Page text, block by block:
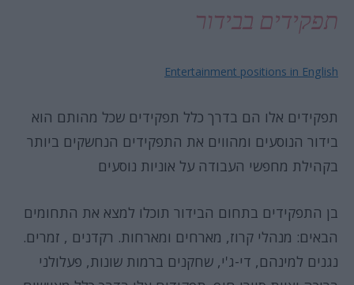
תפקידים בבידור
Entertainment positions in English
תפקידים אלו הם בדרך כלל תפקידים שכל מהותם הוא
בידור הנוסעים ומהווים את התפקידים הנחשקים ביותר
בקהילת מחפשי העבודה על אוניות נוסעים
בן התפקידים בתחום הבידור תוכלו למצא את התחומים
הבאים: מנהלי קרוז, מארחים ומארחות. רקדנים , זמרים.
נגנים למינהם, די-ג'י, שחקנים ברמות שונות, פעלולני